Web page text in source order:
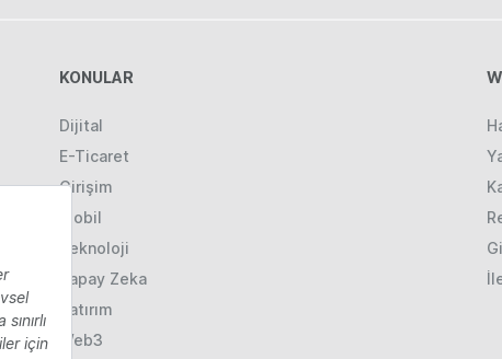
KONULAR
Dijital
E-Ticaret
Girişim
Mobil
Teknoloji
Yapay Zeka
Yatırım
Web3